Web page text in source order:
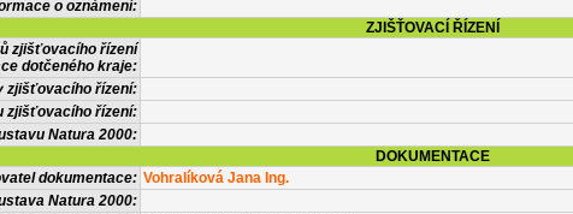
o oznámení:
ZJIŠŤOVACÍ ŘÍZENÍ
zjišťovacího řízení
dotčeného kraje:
zjišťovacího řízení:
zjišťovacího řízení:
Natura 2000:
DOKUMENTACE
dokumentace: Vohralíková Jana Ing.
Natura 2000: